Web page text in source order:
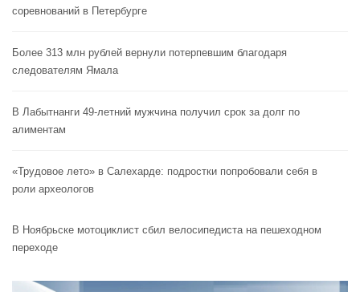
соревнований в Петербурге
Более 313 млн рублей вернули потерпевшим благодаря
следователям Ямала
В Лабытнанги 49-летний мужчина получил срок за долг по
алиментам
«Трудовое лето» в Салехарде: подростки попробовали себя в
роли археологов
В Ноябрьске мотоциклист сбил велосипедиста на пешеходном
переходе